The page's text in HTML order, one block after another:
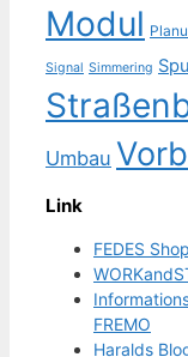
Modul
Signal Simmering
Umbau
Link
FEDES Shop
FREMO
Haralds